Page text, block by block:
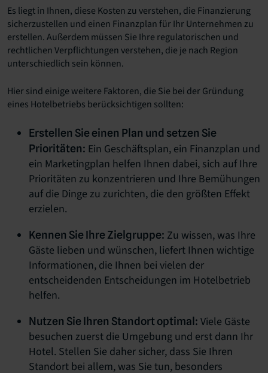
Es liegt in Ihnen, diese Kosten zu verstehen, die Finanzierung
sicherzustellen und einen Finanzplan für Ihr Unternehmen zu
erstellen. Außerdem müssen Sie Ihre regulatorischen und
rechtlichen Verpflichtungen verstehen, die je nach Region
unterschiedlich sein können.
Hier sind einige weitere Faktoren, die Sie bei der Gründung
eines Hotelbetriebs berücksichtigen sollten:
Erstellen Sie einen Plan und setzen Sie
Prioritäten: Ein Geschäftsplan, ein Finanzplan und
ein Marketingplan helfen Ihnen dabei, sich auf Ihre
Prioritäten zu konzentrieren und Ihre Bemühungen
auf die Dinge zu zurichten, die den größten Effekt
erzielen.
Kennen Sie Ihre Zielgruppe: Zu wissen, was Ihre
Gäste lieben und wünschen, liefert Ihnen wichtige
Informationen, die Ihnen bei vielen der
entscheidenden Entscheidungen im Hotelbetrieb
helfen.
Nutzen Sie Ihren Standort optimal: Viele Gäste
besuchen zuerst die Umgebung und erst dann Ihr
Hotel. Stellen Sie daher sicher, dass Sie Ihren
Standort bei allem, was Sie tun, besonders